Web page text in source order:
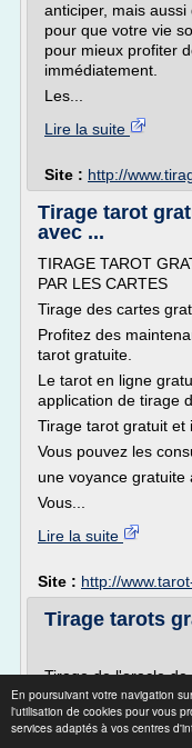
En poursuivant votre navigation
l'utilisation de cookies pour vous
services adaptés à vos centres
anticiper, mais
pour que votre vie
pour mieux profiter
immédiatement.
Les...
Lire la suite
Site : http://
Tirage tarot
avec ...
TIRAGE TAROT
PAR LES CARTES
Tirage des cartes
Profitez des
tarot gratuite.
Le tarot en ligne
application de tirage
Tirage tarot gratuit et
Vous pouvez les
une voyance gratuite
Vous...
Lire la suite
Site : http://
Tirage tarots
Tirage de l'oracle
Ce nouveau tirage
une grande attente